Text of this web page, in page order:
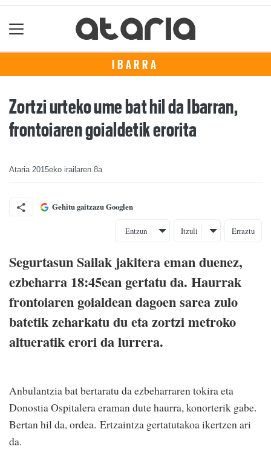
IBARRA
Zortzi urteko ume bat hil da Ibarran,
frontoiaren goialdetik erorita
Ataria 2015eko irailaren 8a
Gehitu gaitzazu Googlen
Entzun Itzuli Erraztu
Segurtasun Sailak jakitera eman duenez,
ezbeharra 18:45ean gertatu da. Haurrak
frontoiaren goialdean dagoen sarea zulo
batetik zeharkatu du eta zortzi metroko
altueratik erori da lurrera.
Anbulantzia bat bertaratu da ezbeharraren tokira eta
Donostia Ospitalera eraman dute haurra, konorterik gabe.
Bertan hil da, ordea. Ertzaintza gertatutakoa ikertzen ari
da.